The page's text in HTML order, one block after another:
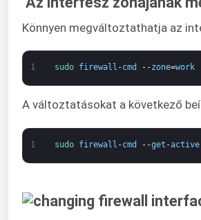
Könnyen megváltoztathatja az
1 sudo firewall -cmd --zone=work
A változtatásokat a következő
1 sudo firewall -cmd --get -active